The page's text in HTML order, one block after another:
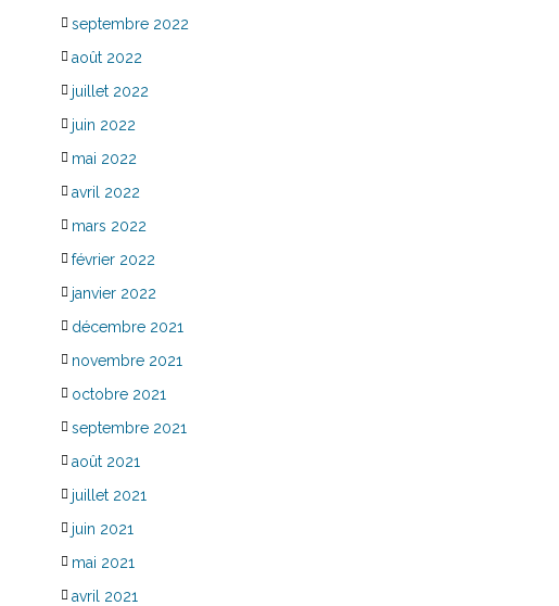
septembre 2022
août 2022
juillet 2022
juin 2022
mai 2022
avril 2022
mars 2022
février 2022
janvier 2022
décembre 2021
novembre 2021
octobre 2021
septembre 2021
août 2021
juillet 2021
juin 2021
mai 2021
avril 2021